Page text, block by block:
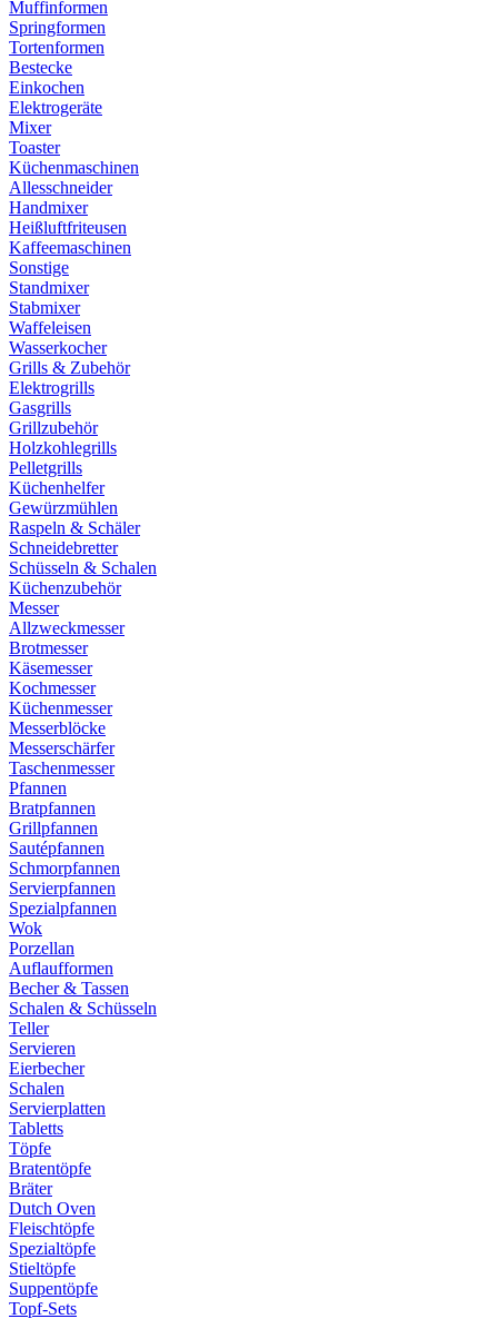
Muffinformen
Springformen
Tortenformen
Bestecke
Einkochen
Elektrogeräte
Mixer
Toaster
Küchenmaschinen
Allesschneider
Handmixer
Heißluftfriteusen
Kaffeemaschinen
Sonstige
Standmixer
Stabmixer
Waffeleisen
Wasserkocher
Grills & Zubehör
Elektrogrills
Gasgrills
Grillzubehör
Holzkohlegrills
Pelletgrills
Küchenhelfer
Gewürzmühlen
Raspeln & Schäler
Schneidebretter
Schüsseln & Schalen
Küchenzubehör
Messer
Allzweckmesser
Brotmesser
Käsemesser
Kochmesser
Küchenmesser
Messerblöcke
Messerschärfer
Taschenmesser
Pfannen
Bratpfannen
Grillpfannen
Sautépfannen
Schmorpfannen
Servierpfannen
Spezialpfannen
Wok
Porzellan
Auflaufformen
Becher & Tassen
Schalen & Schüsseln
Teller
Servieren
Eierbecher
Schalen
Servierplatten
Tabletts
Töpfe
Bratentöpfe
Bräter
Dutch Oven
Fleischtöpfe
Spezialtöpfe
Stieltöpfe
Suppentöpfe
Topf-Sets